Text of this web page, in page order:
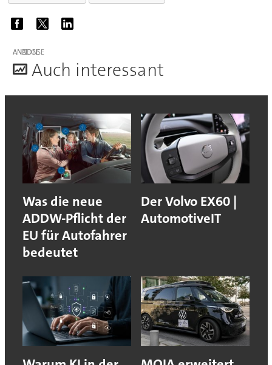
ANZEIGE
Auch interessant
Was die neue
ADDW-Pflicht der
EU für Autofahrer
bedeutet
Der Volvo EX60 |
AutomotiveIT